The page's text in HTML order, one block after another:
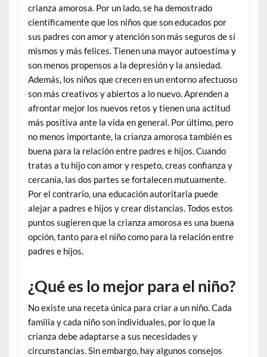
crianza amorosa. Por un lado, se ha demostrado
científicamente que los niños que son educados por
sus padres con amor y atención son más seguros de sí
mismos y más felices. Tienen una mayor autoestima y
son menos propensos a la depresión y la ansiedad.
Además, los niños que crecen en un entorno afectuoso
son más creativos y abiertos a lo nuevo. Aprenden a
afrontar mejor los nuevos retos y tienen una actitud
más positiva ante la vida en general. Por último, pero
no menos importante, la crianza amorosa también es
buena para la relación entre padres e hijos. Cuando
tratas a tu hijo con amor y respeto, creas confianza y
cercanía, las dos partes se fortalecen mutuamente.
Por el contrario, una educación autoritaria puede
alejar a padres e hijos y crear distancias. Todos estos
puntos sugieren que la crianza amorosa es una buena
opción, tanto para el niño como para la relación entre
padres e hijos.
¿Qué es lo mejor para el niño?
No existe una receta única para criar a un niño. Cada
familia y cada niño son individuales, por lo que la
crianza debe adaptarse a sus necesidades y
circunstancias. Sin embargo, hay algunos consejos